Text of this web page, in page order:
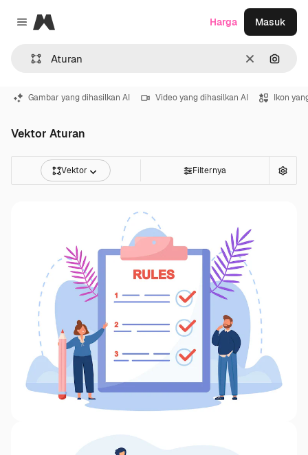
Close menu
Magnific
Jernih
Harga Masuk
Gambar yang dihasilkan AI Video yang dihasilkan AI Ikon
Vektor Aturan
Vektor Filternya